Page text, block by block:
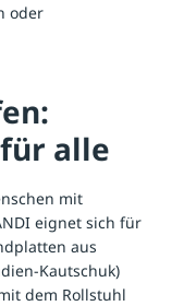
oder
alle
mit
eignet sich für
aus
Kautschuk)
dem Rollstuhl